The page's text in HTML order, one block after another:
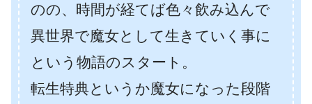
のの、時間が経てば色々飲み込んで
異世界で魔女として生きていく事に
という物語のスタート。
転生特典というか魔女になった段階